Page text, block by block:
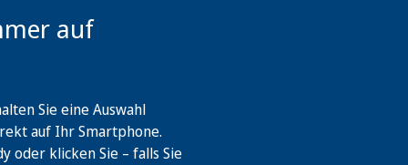
auf
Sie eine Auswahl
auf Ihr Smartphone.
oder klicken Sie – falls Sie